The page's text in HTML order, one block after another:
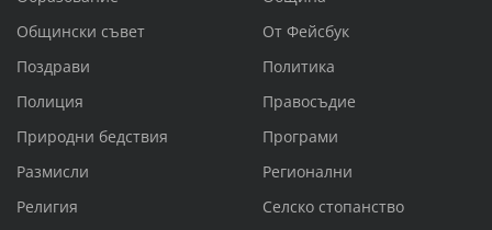
Общински съвет
От Фейсбук
Поздрави
Политика
Полиция
Правосъдие
Природни бедствия
Програми
Размисли
Регионални
Религия
Селско стопанство